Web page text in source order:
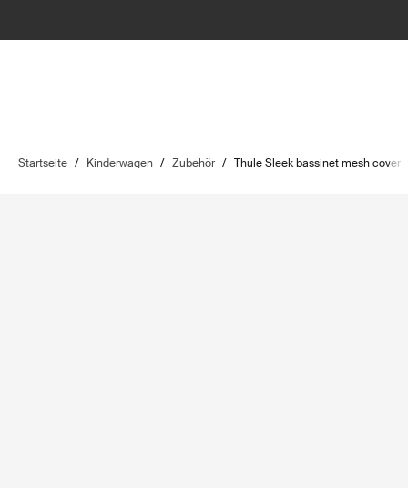
Startseite / Kinderwagen / Zubehör / Thule Sleek bassinet mesh cover